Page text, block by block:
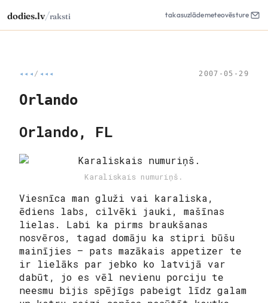
dodies.lv/raksti takasuzlādemeteovēsture
◂◂◂ / ◂◂◂ 2007-05-29
Orlando
Orlando, FL
Karaliskais numuriņš.
Viesnīca man gluži vai karaliska,
ēdiens labs, cilvēki jauki, mašīnas
lielas. Labi ka pirms braukšanas
nosvēros, tagad domāju ka stipri būšu
mainījies – pats mazākais appetizer te
ir lielāks par jebko ko latvijā var
dabūt, jo es vēl nevienu porciju te
neesmu bijis spējīgs pabeigt līdz galam